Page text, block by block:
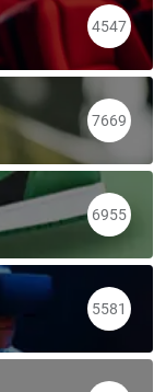
4547
7669
6955
5581